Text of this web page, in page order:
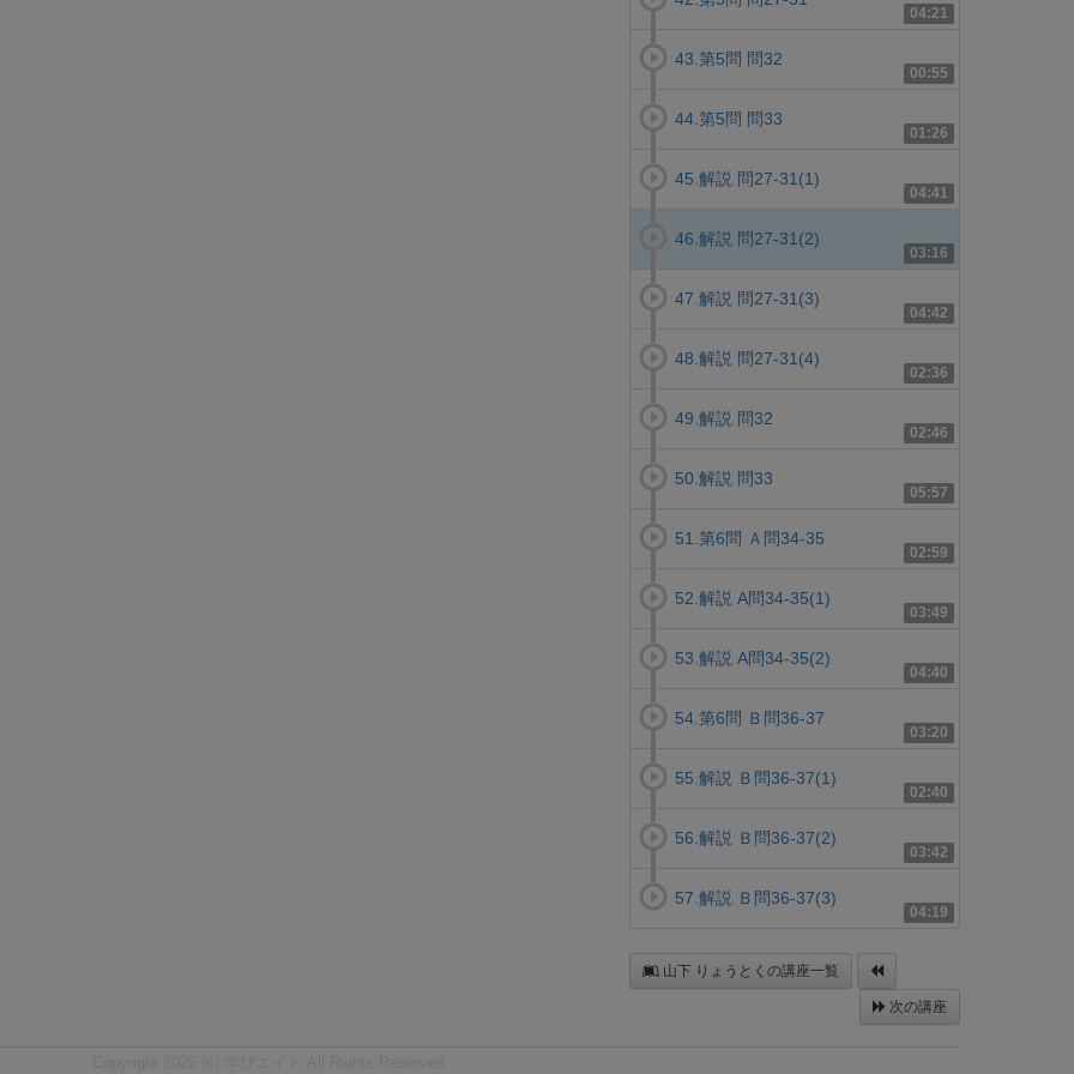
04:21
00:55
43.第5問 問32
01:26
44.第5問 問33
04:41
45.解説 問27-31(1)
03:16
46.解説 問27-31(2)
04:42
47.解説 問27-31(3)
02:36
48.解説 問27-31(4)
02:46
49.解説 問32
05:57
50.解説 問33
02:59
51.第6問 Ａ問34-35
03:49
52.解説 A問34-35(1)
04:40
53.解説 A問34-35(2)
03:20
54.第6問 Ｂ問36-37
02:40
55.解説 Ｂ問36-37(1)
03:42
56.解説 Ｂ問36-37(2)
04:19
57.解説 Ｂ問36-37(3)
山下 りょうとくの講座一覧
次の講座